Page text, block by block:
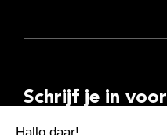
Schrijf je in